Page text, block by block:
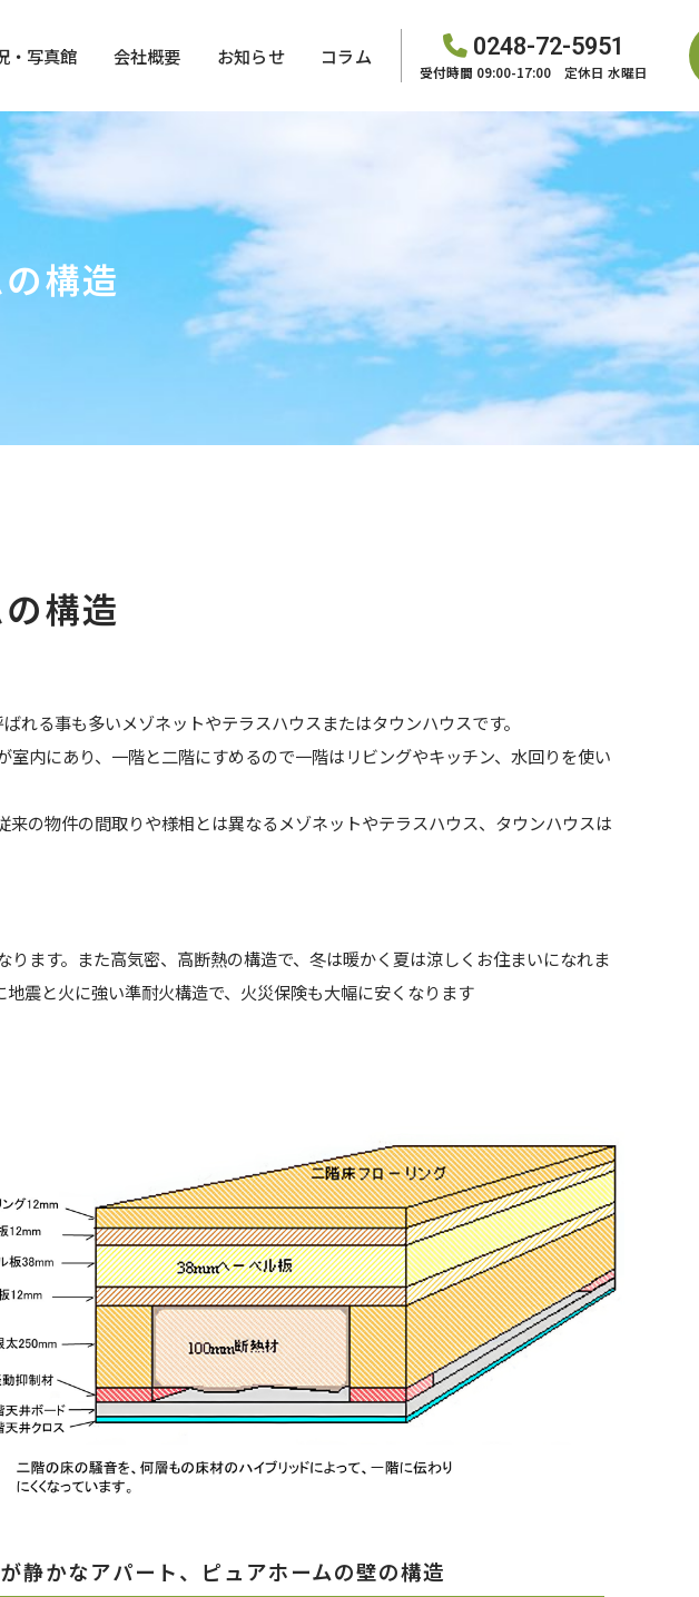
・写真館 会社概要 お知らせ コラム 0248-72-5951
受付時間 09:00-17:00 定休日 水曜日
構造
構造
る事も多いメゾネットやテラスハウスまたはタウンハウスです。
内にあり、一階と二階にすめるので一階はリビングやキッチン、水回りを使い
の物件の間取りや様相とは異なるメゾネットやテラスハウス、タウンハウスは
ます。また高気密、高断熱の構造で、冬は暖かく夏は涼しくお住まいになれま
震と火に強い準耐火構造で、火災保険も大幅に安くなります
静かなアパート、ピュアホームの壁の構造